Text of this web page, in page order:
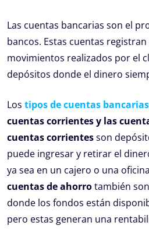
Las cuentas bancarias son el
bancos. Estas cuentas
movimientos realizados por el
depósitos donde el dinero
Los tipos de cuentas bancarias
cuentas corrientes y las
cuentas corrientesson
puede ingresar y retirar el
ya sea en un cajero o una
cuentas de ahorrotambién
donde los fondos están
pero estas generan una